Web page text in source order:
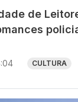
de
CULTURA